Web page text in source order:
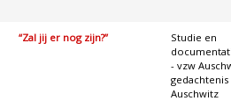
“Zal jij er nog zijn?”
Studie en
- vzw
Auschwitz